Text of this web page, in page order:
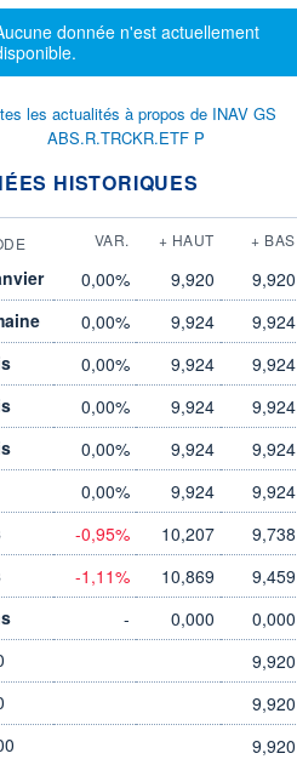
d'information
donnée n'est actuellement
les actualités à propos de INAV GS
ABS.R.TRCKR.ETF P
HISTORIQUES
VAR. + HAUT + BAS
0,00% 9,920
9,920
0,00% 9,924
9,924
0,00% 9,924
9,924
0,00% 9,924
9,924
0,00% 9,924
9,924
0,00% 9,924
9,924
-0,95% 10,207
9,738
-1,11% 10,869
9,459
- 0,000
0,000
9,920
9,920
9,920